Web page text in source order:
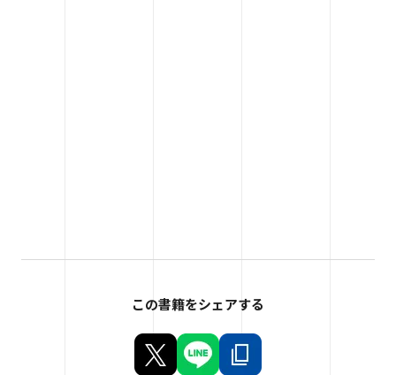
この書籍をシェアする